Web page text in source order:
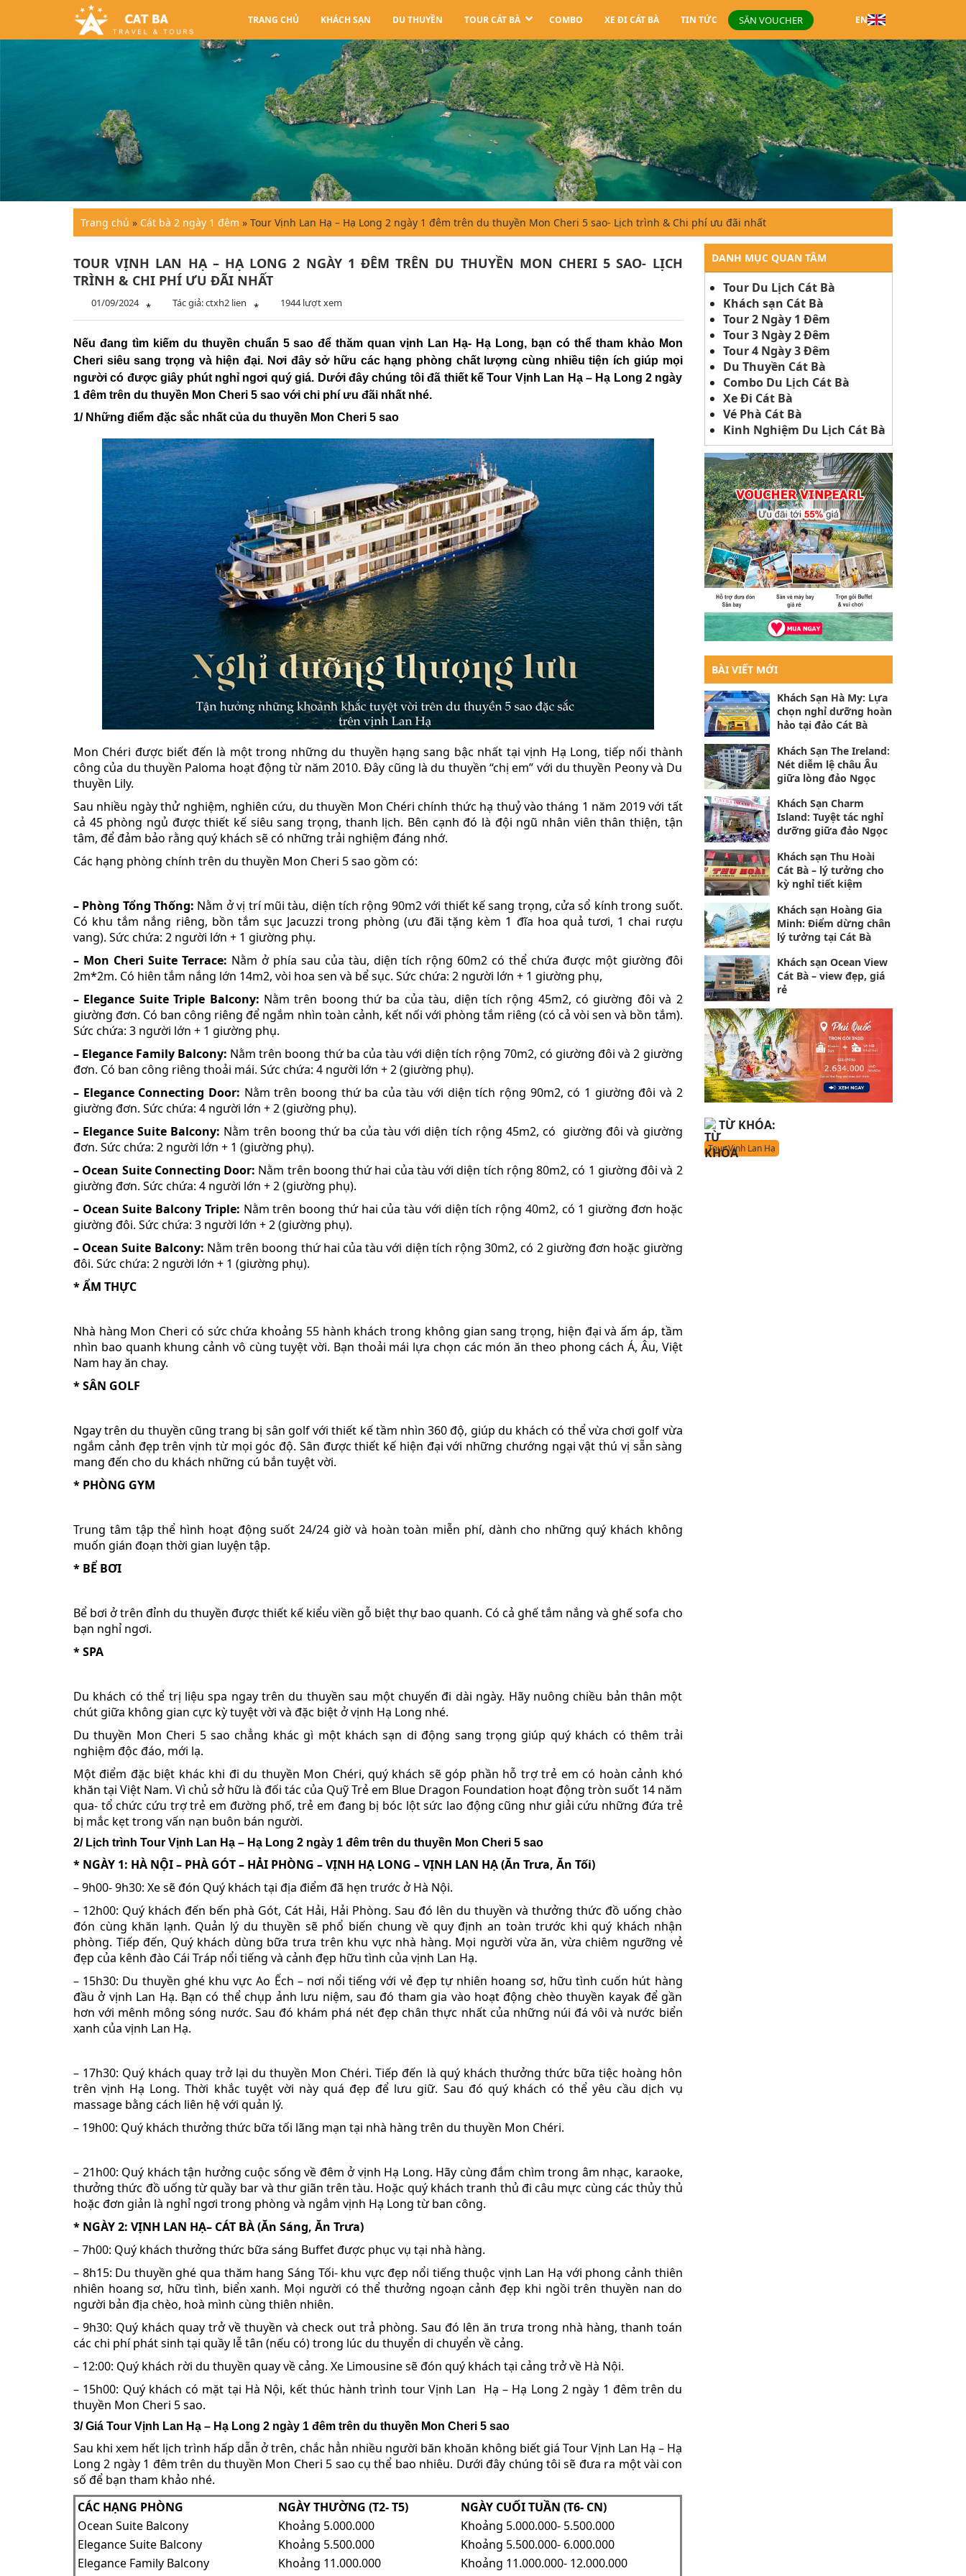
TRANG CHỦ KHÁCH SẠN DU THUYỀN TOUR CÁT BÀ COMBO XE ĐI CÁT BÀ TIN TỨC SĂN VOUCHER EN
Trang chủ » Cát bà 2 ngày 1 đêm » Tour Vịnh Lan Hạ – Hạ Long 2 ngày 1 đêm trên du thuyền Mon Cheri 5 sao- Lịch trình & Chi phí ưu đãi nhất
TOUR VỊNH LAN HẠ – HẠ LONG 2 NGÀY 1 ĐÊM TRÊN DU THUYỀN MON CHERI 5 SAO- LỊCH
TRÌNH & CHI PHÍ ƯU ĐÃI NHẤT
01/09/2024 * Tác giả: ctxh2 lien * 1944 lượt xem
Nếu đang tìm kiếm du thuyền chuẩn 5 sao để thăm quan vịnh Lan Hạ- Hạ Long, bạn có thể tham khảo Mon
Cheri siêu sang trọng và hiện đại. Nơi đây sở hữu các hạng phòng chất lượng cùng nhiều tiện ích giúp mọi
người có được giây phút nghỉ ngơi quý giá. Dưới đây chúng tôi đã thiết kế Tour Vịnh Lan Hạ – Hạ Long 2 ngày
1 đêm trên du thuyền Mon Cheri 5 sao với chi phí ưu đãi nhất nhé.
1/ Những điểm đặc sắc nhất của du thuyền Mon Cheri 5 sao
Mon Chéri được biết đến là một trong những du thuyền hạng sang bậc nhất tại vịnh Hạ Long, tiếp nối thành
công của du thuyền Paloma hoạt động từ năm 2010. Đây cũng là du thuyền “chị em” với du thuyền Peony và Du
thuyền Lily.
Sau nhiều ngày thử nghiệm, nghiên cứu, du thuyền Mon Chéri chính thức hạ thuỷ vào tháng 1 năm 2019 với tất
cả 45 phòng ngủ được thiết kế siêu sang trọng, thanh lịch. Bên cạnh đó là đội ngũ nhân viên thân thiện, tận
tâm, để đảm bảo rằng quý khách sẽ có những trải nghiệm đáng nhớ.
Các hạng phòng chính trên du thuyền Mon Cheri 5 sao gồm có:
– Phòng Tổng Thống: Nằm ở vị trí mũi tàu, diện tích rộng 90m2 với thiết kế sang trọng, cửa sổ kính trong suốt.
Có khu tắm nắng riêng, bồn tắm sục Jacuzzi trong phòng (ưu đãi tặng kèm 1 đĩa hoa quả tươi, 1 chai rượu
vang). Sức chứa: 2 người lớn + 1 giường phụ.
– Mon Cheri Suite Terrace: Nằm ở phía sau của tàu, diện tích rộng 60m2 có thể chứa được một giường đôi
2m*2m. Có hiên tắm nắng lớn 14m2, vòi hoa sen và bể sục. Sức chứa: 2 người lớn + 1 giường phụ,
– Elegance Suite Triple Balcony: Nằm trên boong thứ ba của tàu, diện tích rộng 45m2, có giường đôi và 2
giường đơn. Có ban công riêng để ngắm nhìn toàn cảnh, kết nối với phòng tắm riêng (có cả vòi sen và bồn tắm).
Sức chứa: 3 người lớn + 1 giường phụ.
– Elegance Family Balcony: Nằm trên boong thứ ba của tàu với diện tích rộng 70m2, có giường đôi và 2 giường
đơn. Có ban công riêng thoải mái. Sức chứa: 4 người lớn + 2 (giường phụ).
– Elegance Connecting Door: Nằm trên boong thứ ba của tàu với diện tích rộng 90m2, có 1 giường đôi và 2
giường đơn. Sức chứa: 4 người lớn + 2 (giường phụ).
– Elegance Suite Balcony: Nằm trên boong thứ ba của tàu với diện tích rộng 45m2, có giường đôi và giường
đơn. Sức chứa: 2 người lớn + 1 (giường phụ).
– Ocean Suite Connecting Door: Nằm trên boong thứ hai của tàu với diện tích rộng 80m2, có 1 giường đôi và 2
giường đơn. Sức chứa: 4 người lớn + 2 (giường phụ).
– Ocean Suite Balcony Triple: Nằm trên boong thứ hai của tàu với diện tích rộng 40m2, có 1 giường đơn hoặc
giường đôi. Sức chứa: 3 người lớn + 2 (giường phụ).
– Ocean Suite Balcony: Nằm trên boong thứ hai của tàu với diện tích rộng 30m2, có 2 giường đơn hoặc giường
đôi. Sức chứa: 2 người lớn + 1 (giường phụ).
* ẨM THỰC
Nhà hàng Mon Cheri có sức chứa khoảng 55 hành khách trong không gian sang trọng, hiện đại và ấm áp, tầm
nhìn bao quanh khung cảnh vô cùng tuyệt vời. Bạn thoải mái lựa chọn các món ăn theo phong cách Á, Âu, Việt
Nam hay ăn chay.
* SÂN GOLF
Ngay trên du thuyền cũng trang bị sân golf với thiết kế tầm nhìn 360 độ, giúp du khách có thể vừa chơi golf vừa
ngắm cảnh đẹp trên vịnh từ mọi góc độ. Sân được thiết kế hiện đại với những chướng ngại vật thú vị sẵn sàng
mang đến cho du khách những cú bắn tuyệt vời.
* PHÒNG GYM
Trung tâm tập thể hình hoạt động suốt 24/24 giờ và hoàn toàn miễn phí, dành cho những quý khách không
muốn gián đoạn thời gian luyện tập.
* BỂ BƠI
Bể bơi ở trên đỉnh du thuyền được thiết kế kiểu viền gỗ biệt thự bao quanh. Có cả ghế tắm nắng và ghế sofa cho
bạn nghỉ ngơi.
* SPA
Du khách có thể trị liệu spa ngay trên du thuyền sau một chuyến đi dài ngày. Hãy nuông chiều bản thân một
chút giữa không gian cực kỳ tuyệt vời và đặc biệt ở vịnh Hạ Long nhé.
Du thuyền Mon Cheri 5 sao chẳng khác gì một khách sạn di động sang trọng giúp quý khách có thêm trải
nghiệm độc đáo, mới lạ.
Một điểm đặc biệt khác khi đi du thuyền Mon Chéri, quý khách sẽ góp phần hỗ trợ trẻ em có hoàn cảnh khó
khăn tại Việt Nam. Vì chủ sở hữu là đối tác của Quỹ Trẻ em Blue Dragon Foundation hoạt động tròn suốt 14 năm
qua- tổ chức cứu trợ trẻ em đường phố, trẻ em đang bị bóc lột sức lao động cũng như giải cứu những đứa trẻ
bị mắc kẹt trong vấn nạn buôn bán người.
2/ Lịch trình Tour Vịnh Lan Hạ – Hạ Long 2 ngày 1 đêm trên du thuyền Mon Cheri 5 sao
* NGÀY 1: HÀ NỘI – PHÀ GÓT – HẢI PHÒNG – VỊNH HẠ LONG – VỊNH LAN HẠ (Ăn Trưa, Ăn Tối)
– 9h00- 9h30: Xe sẽ đón Quý khách tại địa điểm đã hẹn trước ở Hà Nội.
– 12h00: Quý khách đến bến phà Gót, Cát Hải, Hải Phòng. Sau đó lên du thuyền và thưởng thức đồ uống chào
đón cùng khăn lạnh. Quản lý du thuyền sẽ phổ biến chung về quy định an toàn trước khi quý khách nhận
phòng. Tiếp đến, Quý khách dùng bữa trưa trên khu vực nhà hàng. Mọi người vừa ăn, vừa chiêm ngưỡng vẻ
đẹp của kênh đào Cái Tráp nổi tiếng và cảnh đẹp hữu tình của vịnh Lan Hạ.
– 15h30: Du thuyền ghé khu vực Ao Ếch – nơi nổi tiếng với vẻ đẹp tự nhiên hoang sơ, hữu tình cuốn hút hàng
đầu ở vịnh Lan Hạ. Bạn có thể chụp ảnh lưu niệm, sau đó tham gia vào hoạt động chèo thuyền kayak để gần
hơn với mênh mông sóng nước. Sau đó khám phá nét đẹp chân thực nhất của những núi đá vôi và nước biển
xanh của vịnh Lan Hạ.
– 17h30: Quý khách quay trở lại du thuyền Mon Chéri. Tiếp đến là quý khách thưởng thức bữa tiệc hoàng hôn
trên vịnh Hạ Long. Thời khắc tuyệt vời này quá đẹp để lưu giữ. Sau đó quý khách có thể yêu cầu dịch vụ
massage bằng cách liên hệ với quản lý.
– 19h00: Quý khách thưởng thức bữa tối lãng mạn tại nhà hàng trên du thuyền Mon Chéri.
– 21h00: Quý khách tận hưởng cuộc sống về đêm ở vịnh Hạ Long. Hãy cùng đắm chìm trong âm nhạc, karaoke,
thưởng thức đồ uống từ quầy bar và thư giãn trên tàu. Hoặc quý khách tranh thủ đi câu mực cùng các thủy thủ
hoặc đơn giản là nghỉ ngơi trong phòng và ngắm vịnh Hạ Long từ ban công.
* NGÀY 2: VỊNH LAN HẠ– CÁT BÀ (Ăn Sáng, Ăn Trưa)
– 7h00: Quý khách thưởng thức bữa sáng Buffet được phục vụ tại nhà hàng.
– 8h15: Du thuyền ghé qua thăm hang Sáng Tối- khu vực đẹp nổi tiếng thuộc vịnh Lan Hạ với phong cảnh thiên
nhiên hoang sơ, hữu tình, biển xanh. Mọi người có thể thưởng ngoạn cảnh đẹp khi ngồi trên thuyền nan do
người bản địa chèo, hoà mình cùng thiên nhiên.
– 9h30: Quý khách quay trở về thuyền và check out trả phòng. Sau đó lên ăn trưa trong nhà hàng, thanh toán
các chi phí phát sinh tại quầy lễ tân (nếu có) trong lúc du thuyển di chuyển về cảng.
– 12:00: Quý khách rời du thuyền quay về cảng. Xe Limousine sẽ đón quý khách tại cảng trở về Hà Nội.
– 15h00: Quý khách có mặt tại Hà Nội, kết thúc hành trình tour Vịnh Lan Hạ – Hạ Long 2 ngày 1 đêm trên du
thuyền Mon Cheri 5 sao.
3/ Giá Tour Vịnh Lan Hạ – Hạ Long 2 ngày 1 đêm trên du thuyền Mon Cheri 5 sao
Sau khi xem hết lịch trình hấp dẫn ở trên, chắc hẳn nhiều người băn khoăn không biết giá Tour Vịnh Lan Hạ – Hạ
Long 2 ngày 1 đêm trên du thuyền Mon Cheri 5 sao cụ thể bao nhiêu. Dưới đây chúng tôi sẽ đưa ra một vài con
số để bạn tham khảo nhé.
CÁC HẠNG PHÒNG
NGÀY THƯỜNG (T2- T5)
NGÀY CUỐI TUẦN (T6- CN)
Ocean Suite Balcony
Khoảng 5.000.000
Khoảng 5.000.000- 5.500.000
Elegance Suite Balcony
Khoảng 5.500.000
Khoảng 5.500.000- 6.000.000
Elegance Family Balcony
Khoảng 11.000.000
Khoảng 11.000.000- 12.000.000
DANH MỤC QUAN TÂM
Tour Du Lịch Cát Bà
Khách sạn Cát Bà
Tour 2 Ngày 1 Đêm
Tour 3 Ngày 2 Đêm
Tour 4 Ngày 3 Đêm
Du Thuyền Cát Bà
Combo Du Lịch Cát Bà
Xe Đi Cát Bà
Vé Phà Cát Bà
Kinh Nghiệm Du Lịch Cát Bà
BÀI VIẾT MỚI
Khách Sạn Hà My: Lựa
chọn nghỉ dưỡng hoàn
hảo tại đảo Cát Bà
Khách Sạn The Ireland:
Nét diễm lệ châu Âu
giữa lòng đảo Ngọc
Khách Sạn Charm
Island: Tuyệt tác nghỉ
dưỡng giữa đảo Ngọc
Khách sạn Thu Hoài
Cát Bà – lý tưởng cho
kỳ nghỉ tiết kiệm
Khách sạn Hoàng Gia
Minh: Điểm dừng chân
lý tưởng tại Cát Bà
Khách sạn Ocean View
Cát Bà – view đẹp, giá
rẻ
TỪ KHÓA:
Tour Vịnh Lan Hạ